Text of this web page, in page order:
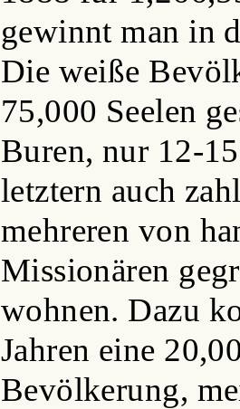
gewinnt man in
Die weiße
75,000 Seelen
Buren, nur 12-
letztern auch
mehreren von
Missionären
wohnen. Dazu
Jahren eine
Bevölkerung,